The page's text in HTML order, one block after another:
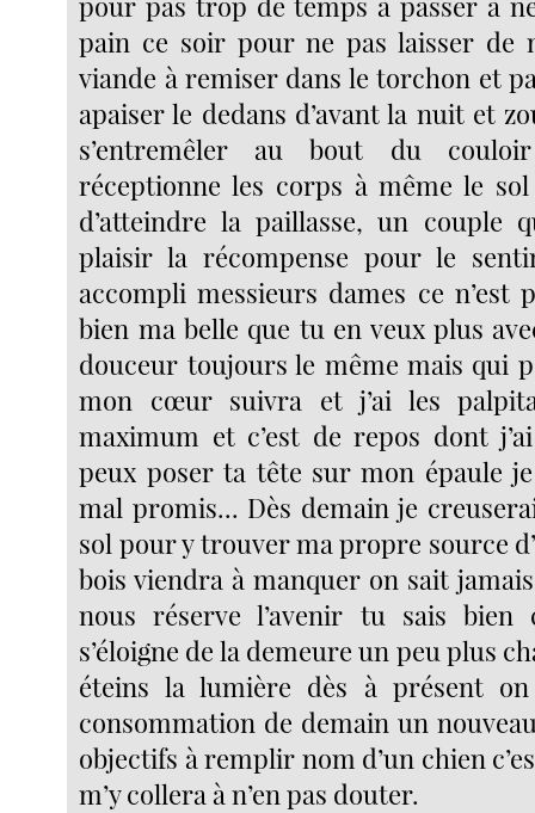
pain ce soir pour ne pas laisser de
viande à remiser dans le torchon et
apaiser le dedans d’avant la nuit et
s’entremêler au bout du
réceptionne les corps à même le
d’atteindre la paillasse, un couple
plaisir la récompense pour le
accompli messieurs dames ce n’est
bien ma belle que tu en veux plus
douceur toujours le même mais qui
mon cœur suivra et j’ai les
maximum et c’est de repos dont
peux poser ta tête sur mon épaule
mal promis... Dès demain je
sol pour y trouver ma propre source
bois viendra à manquer on sait
nous réserve l’avenir tu sais bien
s’éloigne de la demeure un peu plus
éteins la lumière dès à présent
consommation de demain un
objectifs à remplir nom d’un chien
m’y collera à n’en pas douter.